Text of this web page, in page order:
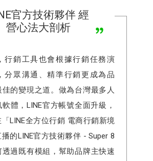
官方技術夥伴 經
營心法大剖析
行銷工具也會根據行銷任務演
分眾溝通、精準行銷更成為品
佳的變現之道。做為台灣最多人
體，LINE官方帳號全面升級，
LINE全方位行銷 電商行銷新境
的LINE官方技術夥伴 - Super 8
透過既有模組，幫助品牌主快速